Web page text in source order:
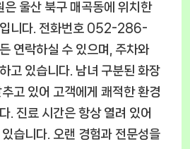
은 울산 북구 매곡동에 위치한
입니다. 전화번호 052-286-
연락하실 수 있으며, 주차와
고 있습니다. 남녀 구분된 화장
고 있어 고객에게 쾌적한 환경
. 진료 시간은 항상 열려 있어
습니다. 오랜 경험과 전문성을